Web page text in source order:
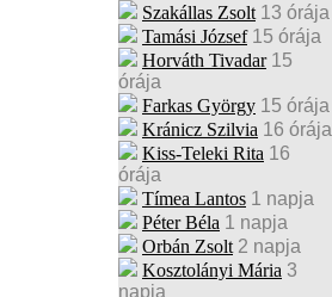
Szakállas Zsolt 13 órája
Tamási József 15 órája
Horváth Tivadar 15
órája
Farkas György 15 órája
Kránicz Szilvia 16 órája
Kiss-Teleki Rita 16
órája
Tímea Lantos 1 napja
Péter Béla 1 napja
Orbán Zsolt 2 napja
Kosztolányi Mária 3
napja